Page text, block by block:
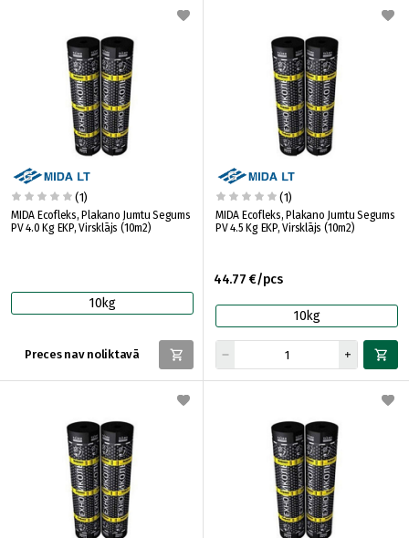
(1)
MIDA Ecofleks, Plakano Jumtu Segums
PV 4.0 Kg EKP, Virsklājs (10m2)
10kg
Preces nav noliktavā
(1)
MIDA Ecofleks, Plakano Jumtu Segums
PV 4.5 Kg EKP, Virsklājs (10m2)
44.77 €/pcs
10kg